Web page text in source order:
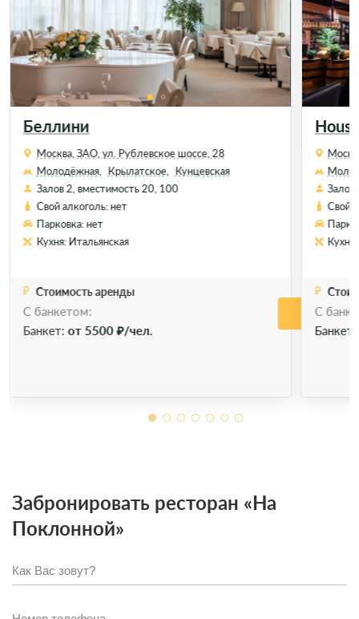
Позвонить
Беллини
Москва, ЗАО, ул. Рублевское шоссе, 28
Молодёжная,
Крылатское,
Кунцевская
Залов 2, вместимость 20, 100
Свой алкоголь: нет
Парковка: нет
Кухня: Итальянская
Стоимость аренды
С банкетом:
Банкет:от 5500 ₽/чел.
Залов
Свой
C
Банкет:
Забронировать ресторан «На
Поклонной»